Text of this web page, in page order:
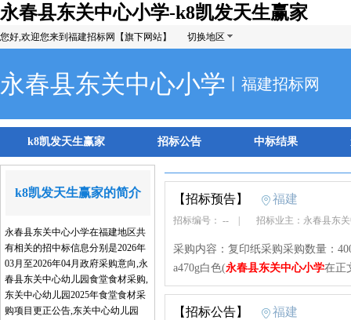
永春县东关中心小学-k8凯发天生赢家
您好,欢迎您来到福建招标网【旗下网站】 切换地区
永春县东关中心小学 丨福建招标网
k8凯发天生赢家 招标公告 中标结果
k8凯发天生赢家的简介
永春县东关中心小学在福建地区共
有相关的招中标信息分别是2026年
03月至2026年04月政府采购意向,永
春县东关中心幼儿园食堂食材采购,
东关中心幼儿园2025年食堂食材采
购项目更正公告,东关中心幼儿园
【招标预告】 福建
招标编号： -- 招标业主：永春县东
采购内容：复印纸采购采购数量：
a470g白色(永春县东关中心小学在正
【招标公告】 福建